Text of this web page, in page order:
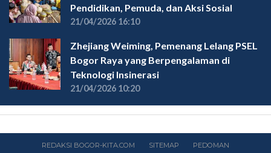
Pendidikan, Pemuda, dan Aksi Sosial
21/04/2026 16:10
Zhejiang Weiming, Pemenang Lelang PSEL
Bogor Raya yang Berpengalaman di
Teknologi Insinerasi
21/04/2026 10:20
REDAKSI BOGOR-KITA.COM SITEMAP PEDOMAN